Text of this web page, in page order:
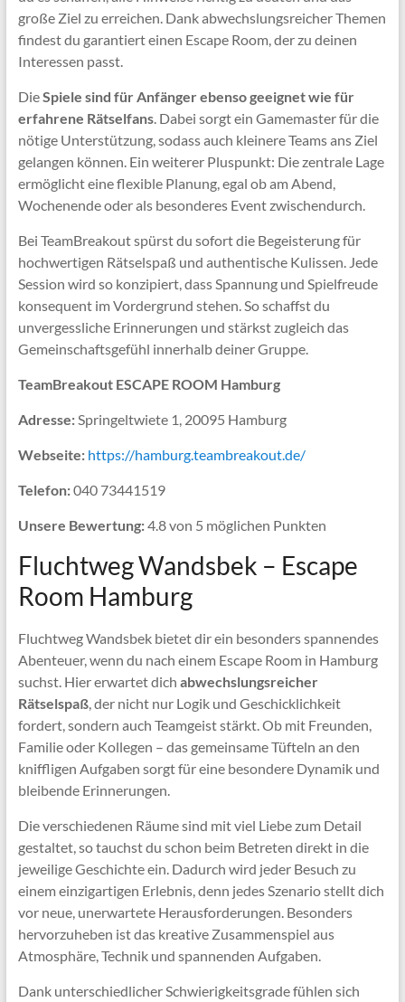
große Ziel zu erreichen. Dank abwechslungsreicher Themen
findest du garantiert einen Escape Room, der zu deinen
Interessen passt.
DieSpiele sind für Anfänger ebenso geeignet wie für
erfahrene Rätselfans. Dabei sorgt ein Gamemaster für die
nötige Unterstützung, sodass auch kleinere Teams ans Ziel
gelangen können. Ein weiterer Pluspunkt: Die zentrale Lage
ermöglicht eine flexible Planung, egal ob am Abend,
Wochenende oder als besonderes Event zwischendurch.
Bei TeamBreakout spürst du sofort die Begeisterung für
hochwertigen Rätselspaß und authentische Kulissen. Jede
Session wird so konzipiert, dass Spannung und Spielfreude
konsequent im Vordergrund stehen. So schaffst du
unvergessliche Erinnerungen und stärkst zugleich das
Gemeinschaftsgefühl innerhalb deiner Gruppe.
TeamBreakout ESCAPE ROOM Hamburg
Adresse:Springeltwiete 1, 20095 Hamburg
Webseite: https://hamburg.teambreakout.de/
Telefon:040 73441519
Unsere Bewertung:4.8 von 5 möglichen Punkten
Fluchtweg Wandsbek – Escape
Room Hamburg
Fluchtweg Wandsbek bietet dir ein besonders spannendes
Abenteuer, wenn du nach einem Escape Room in Hamburg
suchst. Hier erwartet dich abwechslungsreicher
Rätselspaß, der nicht nur Logik und Geschicklichkeit
fordert, sondern auch Teamgeist stärkt. Ob mit Freunden,
Familie oder Kollegen – das gemeinsame Tüfteln an den
kniffligen Aufgaben sorgt für eine besondere Dynamik und
bleibende Erinnerungen.
Die verschiedenen Räume sind mit viel Liebe zum Detail
gestaltet, so tauchst du schon beim Betreten direkt in die
jeweilige Geschichte ein. Dadurch wird jeder Besuch zu
einem einzigartigen Erlebnis, denn jedes Szenario stellt dich
vor neue, unerwartete Herausforderungen. Besonders
hervorzuheben ist das kreative Zusammenspiel aus
Atmosphäre, Technik und spannenden Aufgaben.
Dank unterschiedlicher Schwierigkeitsgrade fühlen sich